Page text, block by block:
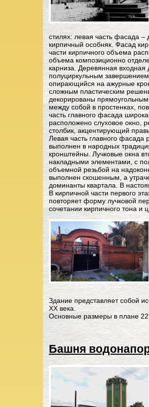
стилях: левая часть фасада
кирпичный особняк. Фасад
части кирпичного объема
объема композиционно
карниза. Деревянная входная
полуциркульным
опирающийся на ажурные
сложным пластическим
декорированы
между собой в простенках,
часть главного фасада
расположено слуховое окно,
столбик, акцентирующий
Левая часть главного фасада
выполнен в народных
кронштейны. Лучковые окна
накладными элементами, с
объемной резьбой на
выполнен скошенным, а
доминанты квартала. В
В кирпичной части первого
повторяет форму лучковой
сочетании кирпичного тона и
Здание представляет собой
ХХ века.
Основные размеры в плане
Башня